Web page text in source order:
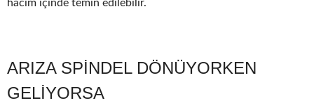
hacim içinde temin edilebilir.
ARIZA SPİNDEL DÖNÜYORKEN
GELİYORSA